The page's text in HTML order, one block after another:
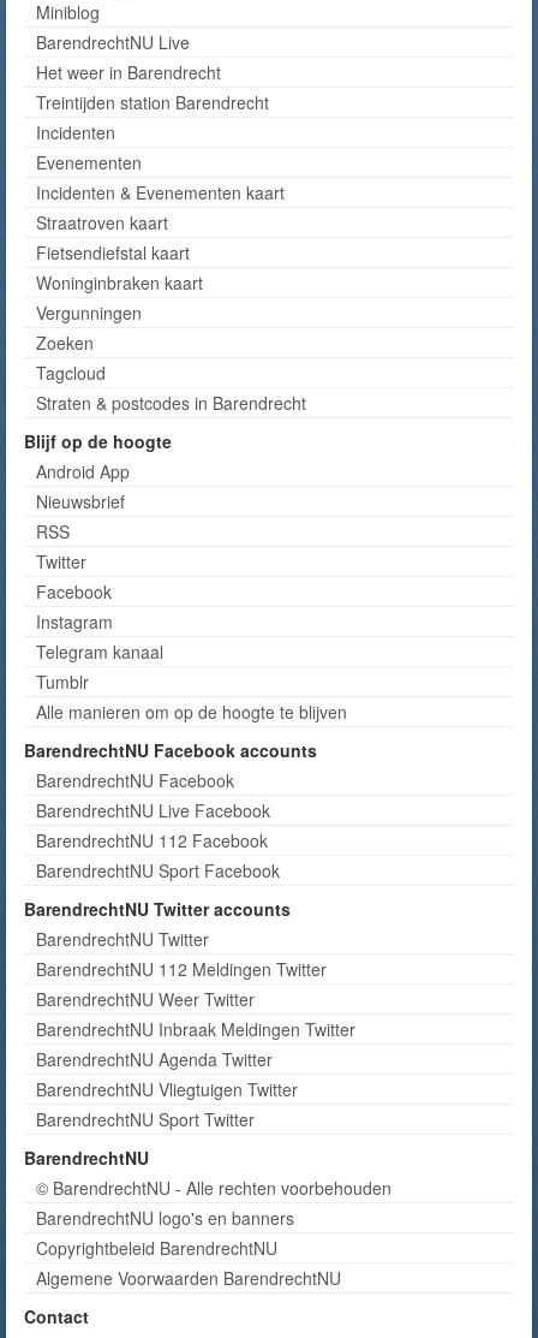
Miniblog
BarendrechtNU Live
Het weer in Barendrecht
Treintijden station Barendrecht
Incidenten
Evenementen
Incidenten & Evenementen kaart
Straatroven kaart
Fietsendiefstal kaart
Woninginbraken kaart
Vergunningen
Zoeken
Tagcloud
Straten & postcodes in Barendrecht
Blijf op de hoogte
Android App
Nieuwsbrief
RSS
Twitter
Facebook
Instagram
Telegram kanaal
Tumblr
Alle manieren om op de hoogte te blijven
BarendrechtNU Facebook accounts
BarendrechtNU Facebook
BarendrechtNU Live Facebook
BarendrechtNU 112 Facebook
BarendrechtNU Sport Facebook
BarendrechtNU Twitter accounts
BarendrechtNU Twitter
BarendrechtNU 112 Meldingen Twitter
BarendrechtNU Weer Twitter
BarendrechtNU Inbraak Meldingen Twitter
BarendrechtNU Agenda Twitter
BarendrechtNU Vliegtuigen Twitter
BarendrechtNU Sport Twitter
BarendrechtNU
© BarendrechtNU - Alle rechten voorbehouden
BarendrechtNU logo's en banners
Copyrightbeleid BarendrechtNU
Algemene Voorwaarden BarendrechtNU
Contact